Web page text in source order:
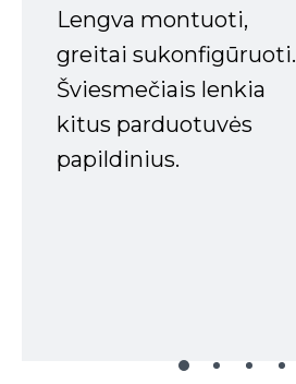
Lengva montuoti,
greitai sukonfigūruoti.
Šviesmečiais lenkia
kitus parduotuvės
papildinius.